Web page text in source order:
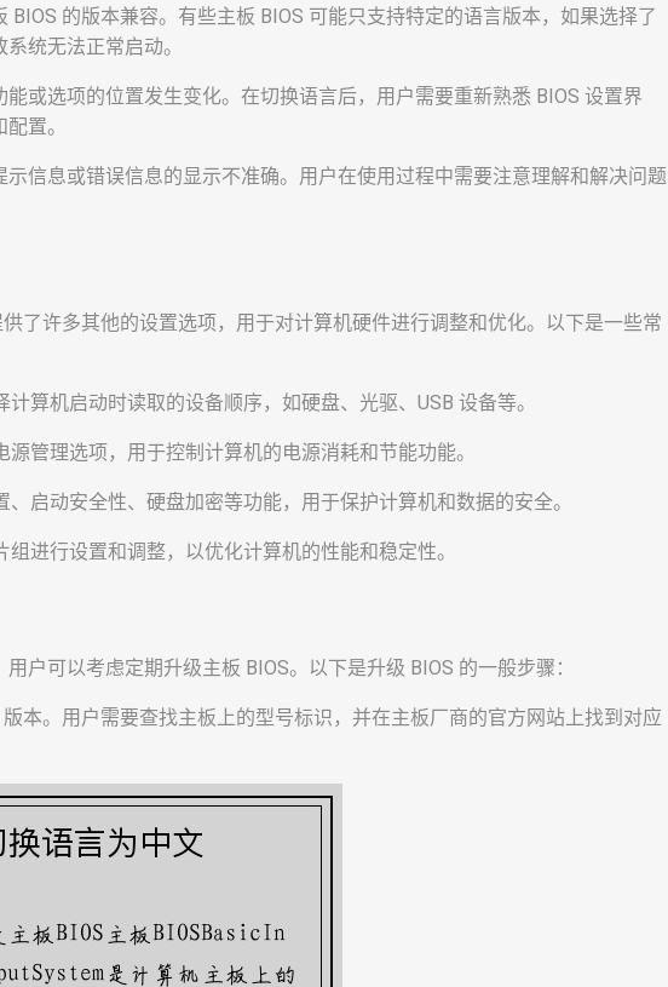
的版本兼容。有些主板 BIOS 可能只支持特定的语言版本，如果选择了
统无法正常启动。
或选项的位置发生变化。在切换语言后，用户需要重新熟悉 BIOS 设置界
置。
信息或错误信息的显示不准确。用户在使用过程中需要注意理解和解决问题
了许多其他的设置选项，用于对计算机硬件进行调整和优化。以下是一些常
算机启动时读取的设备顺序，如硬盘、光驱、USB 设备等。
管理选项，用于控制计算机的电源消耗和节能功能。
启动安全性、硬盘加密等功能，用于保护计算机和数据的安全。
进行设置和调整，以优化计算机的性能和稳定性。
户可以考虑定期升级主板 BIOS。以下是升级 BIOS 的一般步骤：
本。用户需要查找主板上的型号标识，并在主板厂商的官方网站上找到对应